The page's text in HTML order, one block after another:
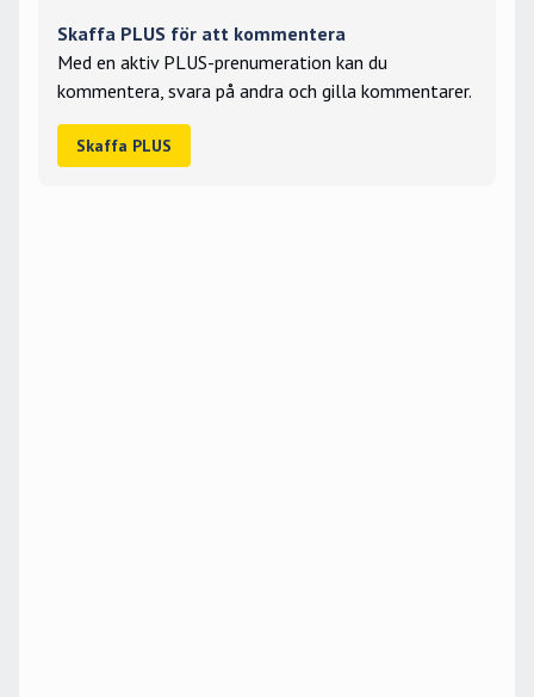
Skaffa PLUS för att kommentera
Med en aktiv PLUS-prenumeration kan du
kommentera, svara på andra och gilla kommentarer.
Skaffa PLUS